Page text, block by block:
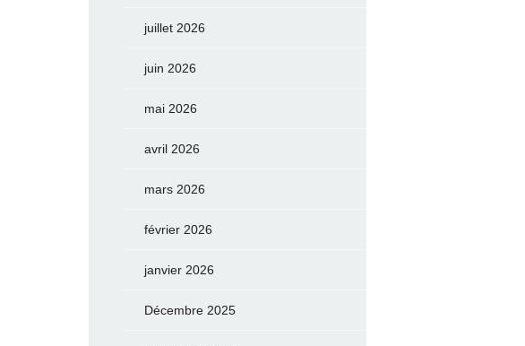
juillet 2026
juin 2026
mai 2026
avril 2026
mars 2026
février 2026
janvier 2026
Décembre 2025